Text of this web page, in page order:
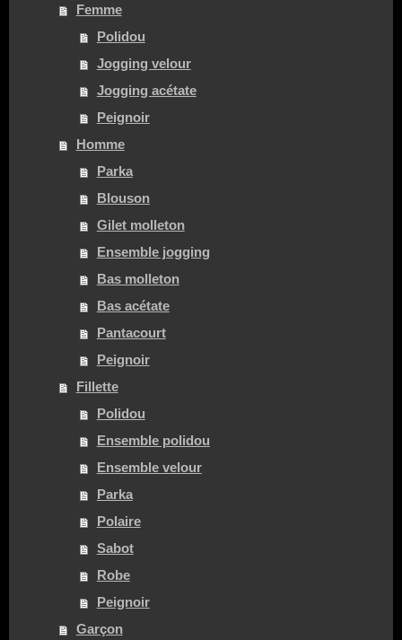
Femme
Polidou
Jogging velour
Jogging acétate
Peignoir
Homme
Parka
Blouson
Gilet molleton
Ensemble jogging
Bas molleton
Bas acétate
Pantacourt
Peignoir
Fillette
Polidou
Ensemble polidou
Ensemble velour
Parka
Polaire
Sabot
Robe
Peignoir
Garçon